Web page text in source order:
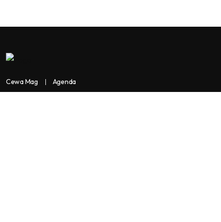
Cewa Mag Agenda